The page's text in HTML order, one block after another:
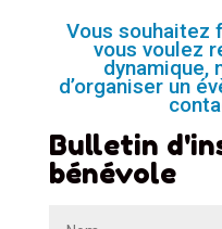
Vous souhaitez
vous voulez
dynamique,
d’organiser un
Bulletin
bénévole